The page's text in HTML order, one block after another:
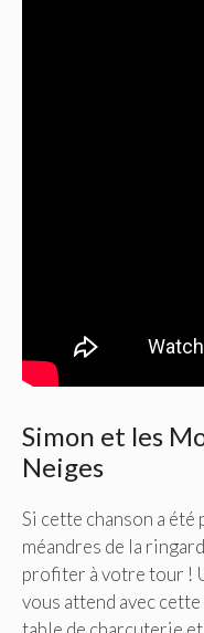
Simon et les
Neiges
Si cette chanson a
méandres de la
profiter à votre tour !
vous attend avec